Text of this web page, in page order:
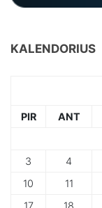
KALENDORIUS
PIR ANT
3
4
10
11
17
18